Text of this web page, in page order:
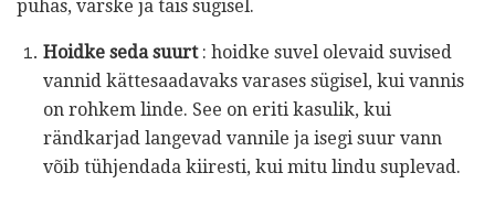
puhas, värske ja täis sügisel.
Hoidke seda suurt: hoidke suvel olevaid suvised
vannid kättesaadavaks varases sügisel, kui vannis
on rohkem linde. See on eriti kasulik, kui
rändkarjad langevad vannile ja isegi suur vann
võib tühjendada kiiresti, kui mitu lindu suplevad.